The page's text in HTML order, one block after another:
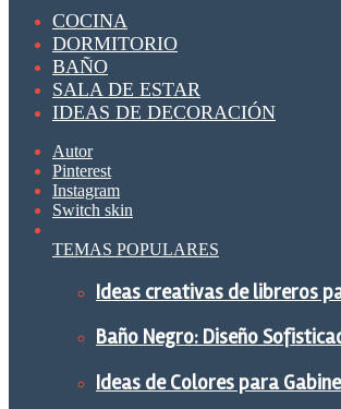
COCINA
DORMITORIO
BAÑO
SALA DE ESTAR
IDEAS DE DECORACIÓN
Autor
Pinterest
Instagram
Switch skin
TEMAS POPULARES
Ideas creativas de libreros
Baño Negro: Diseño
Ideas de Colores para